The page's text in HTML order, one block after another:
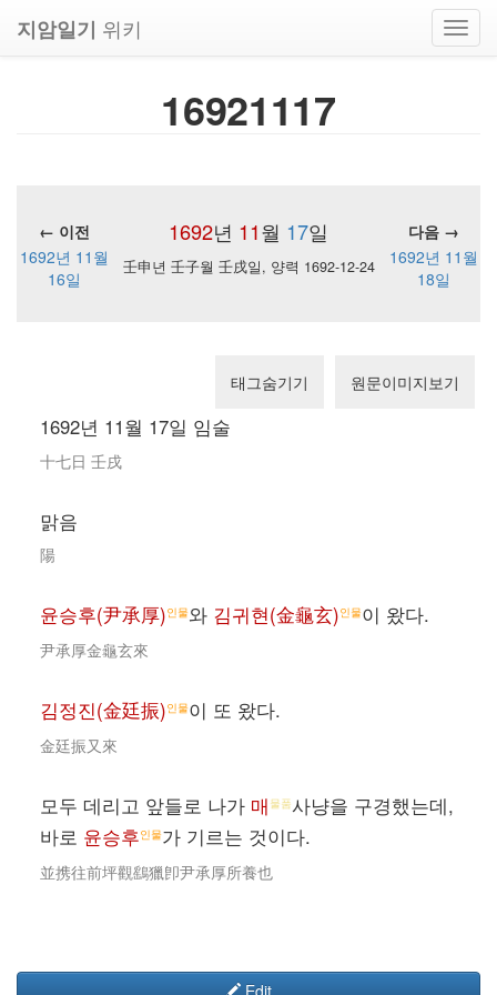
지암일기 위키
16921117
1692년 11월 17일
← 이전
다음 →
1692년 11월
16일
壬申년 壬子월 壬戌일, 양력 1692-12-24
1692년 11월
18일
태그숨기기 원문이미지보기
1692년 11월 17일 임술
十七日 壬戌
맑음
陽
윤승후(尹承厚)인물와 김귀현(金龜玄)인물이 왔다.
尹承厚金龜玄來
김정진(金廷振)인물이 또 왔다.
金廷振又來
모두 데리고 앞들로 나가 매 물품사냥을 구경했는데,
바로 윤승후인물가 기르는 것이다.
並携往前坪觀鷂獵卽尹承厚所養也